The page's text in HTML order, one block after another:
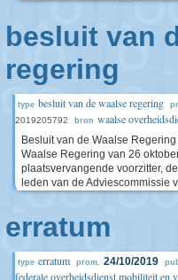
besluit van
regering
type besluit van de waalse regering
2019205792 bron waalse
Besluit van de Waalse
Waalse Regering van 26
plaatsvervangende voorzitter,
leden van de Adviescommissie
erratum
type erratum prom. 24/10/2019
federale overheidsdienst mobiliteit en